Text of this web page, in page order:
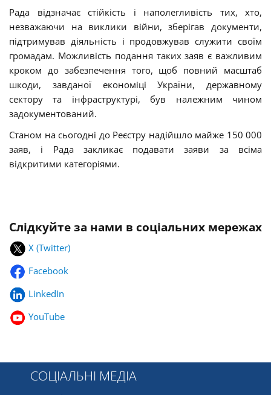
Рада відзначає стійкість і наполегливість тих, хто,
незважаючи на виклики війни, зберігав документи,
підтримував діяльність і продовжував служити своїм
громадам. Можливість подання таких заяв є важливим
кроком до забезпечення того, щоб повний масштаб
шкоди, завданої економіці України, державному
сектору та інфраструктурі, був належним чином
задокументований.
Станом на сьогодні до Реєстру надійшло майже 150 000
заяв, і Рада закликає подавати заяви за всіма
відкритими категоріями.
Слідкуйте за нами в соціальних мережах
X (Twitter)
Facebook
LinkedIn
YouTube
СОЦІАЛЬНІ МЕДІА